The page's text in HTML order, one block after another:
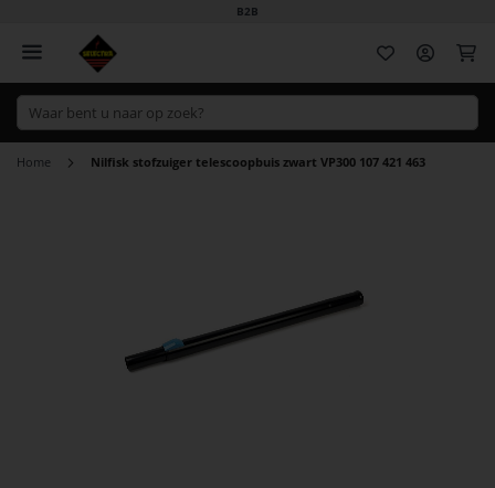
B2B
Home Nilfisk stofzuiger telescoopbuis zwart VP300 107 421 463